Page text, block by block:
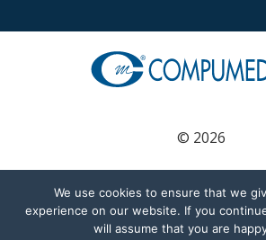
© 2026
English (Englisch)
Deutsch
We use cookies to ensure that we
experience on our website. If you
will assume that you are